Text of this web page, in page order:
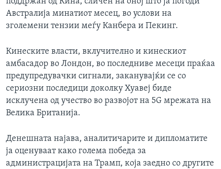
Австралија минатиот месец, во услови на
зголемени тензии меѓу Канбера и Пекинг.
Кинеските власти, вклучително и кинескиот
амбасадор во Лондон, во последниве месеци праќаа
предупредувачки сигнали, заканувајќи се со
сериозни последици доколку Хуавеј биде
исклучена од учество во развојот на 5G мрежата на
Велика Британија.
Денешната најава, аналитичарите и дипломатите
ја оценуваат како голема победа за
администрацијата на Трамп, која заедно со другите